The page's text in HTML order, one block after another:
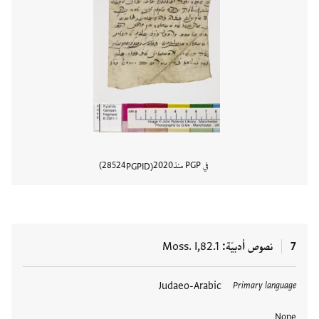
في PGP منذ 2020
PGPID
28524
7 نصوص أدبيّة Moss. I,82.1
Primary language
Judaeo-Arabic العلامات